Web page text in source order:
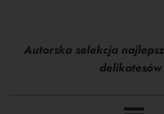
Autorska selekcja